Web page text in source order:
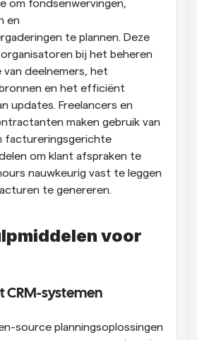
om fondsenwervingen,
en
te plannen. Deze
bij het beheren
deelnemers, het
en het efficiënt
updates. Freelancers en
maken gebruik van
factureringsgerichte
om klant afspraken te
nauwkeurig vast te leggen
te genereren.
voor
CRM-systemen
source planningsoplossingen